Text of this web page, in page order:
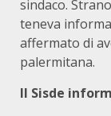
sindaco.
teneva
affermato di
palermitana.
Il Sisde